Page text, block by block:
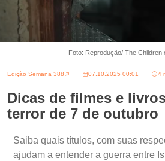
Foto: Reprodução/ The Children
Edição Semana 388 07.10.2025 00:01 4
Dicas de filmes e
terror de 7 de outubro
Saiba quais títulos, com suas
ajudam a entender a guerra entre